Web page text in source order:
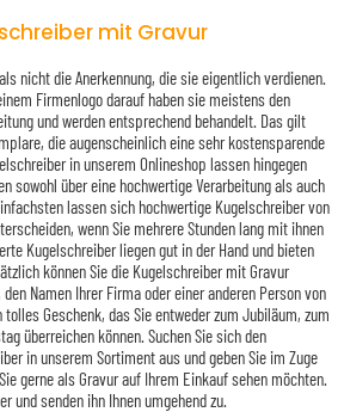
mit Gravur
nicht die Anerkennung, die sie eigentlich verdienen.
Firmenlogo darauf haben sie meistens den
und werden entsprechend behandelt. Das gilt
die augenscheinlich eine sehr kostensparende
in unserem Onlineshop lassen hingegen
sowohl über eine hochwertige Verarbeitung als auch
lassen sich hochwertige Kugelschreiber von
wenn Sie mehrere Stunden lang mit ihnen
Kugelschreiber liegen gut in der Hand und bieten
können Sie die Kugelschreiber mit Gravur
Namen Ihrer Firma oder einer anderen Person von
Geschenk, das Sie entweder zum Jubiläum, zum
überreichen können. Suchen Sie sich den
in unserem Sortiment aus und geben Sie im Zuge
gerne als Gravur auf Ihrem Einkauf sehen möchten.
und senden ihn Ihnen umgehend zu.